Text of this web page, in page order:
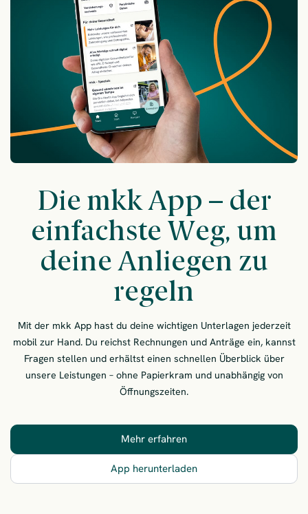
Die mkk App – der
einfachste Weg, um
deine Anliegen zu
regeln
Mit der mkk App hast du deine wichtigen Unterlagen jederzeit
mobil zur Hand. Du reichst Rechnungen und Anträge ein, kannst
Fragen stellen und erhältst einen schnellen Überblick über
unsere Leistungen – ohne Papierkram und unabhängig von
Öffnungszeiten.
Mehr erfahren
App herunterladen